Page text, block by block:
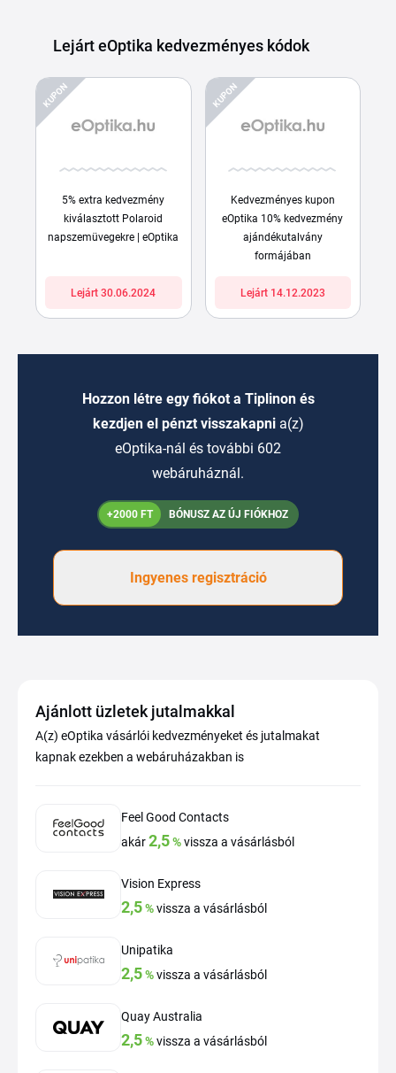
Lejárt eOptika kedvezményes kódok
KUPON
5% extra kedvezmény
kiválasztott Polaroid
napszemüvegekre | eOptika
Lejárt 30.06.2024
KUPON
Kedvezményes kupon
eOptika 10% kedvezmény
ajándékutalvány
formájában
Lejárt 14.12.2023
Hozzon létre egy fiókot a Tiplinon és
kezdjen el pénzt visszakapni a(z)
eOptika-nál és további 602
webáruháznál.
+2000 FT BÓNUSZ AZ ÚJ FIÓKHOZ
Ingyenes regisztráció
Ajánlott üzletek jutalmakkal
A(z) eOptika vásárlói kedvezményeket és jutalmakat
kapnak ezekben a webáruházakban is
Feel Good Contacts
akár2,5%vissza a vásárlásból
Vision Express
2,5%vissza a vásárlásból
Unipatika
2,5%vissza a vásárlásból
Quay Australia
2,5%vissza a vásárlásból